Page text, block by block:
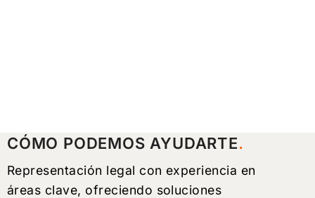
CÓMO PODEMOS AYUDARTE
Representación legal con experiencia en
áreas clave, ofreciendo soluciones